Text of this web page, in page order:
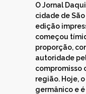
O Jornal
cidade de
edição
começou
proporção,
autoridade
compromisso
região. Hoje,
germânico e